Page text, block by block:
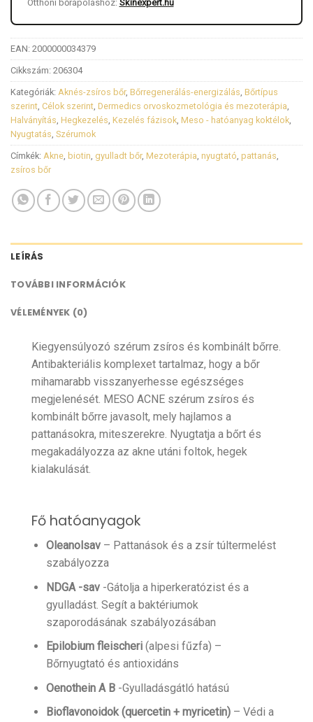
Otthoni bőrápoláshoz: Skinexpert.hu
EAN: 2000000034379
Cikkszám: 206304
Kategóriák: Aknés-zsíros bőr, Bőrregenerálás-energizálás Bőrtípus
szerint Célok szerint Dermedics orvoskozmetológia és mezoterápia
Halványítás Hegkezelés Kezelés fázisok Meso - hatóanyag koktélok
Nyugtatás Szérumok
Címkék: Akne biotin gyulladt bőr, Mezoterápia nyugtató pattanás
zsíros bőr
LEÍRÁS
TOVÁBBI INFORMÁCIÓK
VÉLEMÉNYEK (0)
Kiegyensúlyozó szérum zsíros és kombinált bőrre.
Antibakteriális komplexet tartalmaz, hogy a bőr
mihamarabb visszanyerhesse egészséges
megjelenését. MESO ACNE szérum zsíros és
kombinált bőrre javasolt, mely hajlamos a
pattanásokra, miteszerekre. Nyugtatja a bőrt és
megakadályozza az akne utáni foltok, hegek
kialakulását.
Fő hatóanyagok
Oleanolsav– Pattanások és a zsír túltermelést
szabályozza
NDGA -sav-Gátolja a hiperkeratózist és a
gyulladást. Segít a baktériumok
szaporodásának szabályozásában
Epilobium fleischeri(alpesi fűzfa) –
Bőrnyugtató és antioxidáns
Oenothein A B-Gyulladásgátló hatású
Bioflavonoidok (quercetin + myricetin) – Védi a